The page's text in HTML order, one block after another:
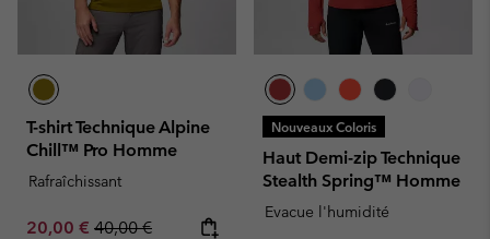
T-shirt Technique Alpine
Chill™ Pro Homme
Rafraîchissant
Sale price:
20,00 € Regular price:
40,00 €
Nouveaux Coloris
Haut Demi-zip Technique
Stealth Spring™ Homme
Evacue l'humidité